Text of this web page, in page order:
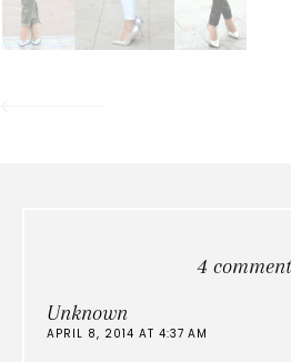
4
Unknown
APRIL 8, 2014 AT 4:37 AM